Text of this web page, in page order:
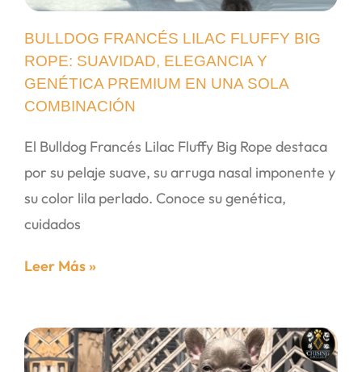
BULLDOG FRANCÉS LILAC FLUFFY BIG
ROPE: SUAVIDAD, ELEGANCIA Y
GENÉTICA PREMIUM EN UNA SOLA
COMBINACIÓN
El Bulldog Francés Lilac Fluffy Big Rope destaca
por su pelaje suave, su arruga nasal imponente y
su color lila perlado. Conoce su genética,
cuidados
Leer Más »